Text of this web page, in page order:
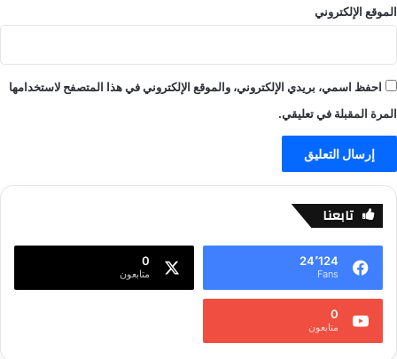
الموقع الإلكتروني
احفظ اسمي، بريدي الإلكتروني، والموقع الإلكتروني في هذا المتصفح لاستخدامها
المرة المقبلة في تعليقي.
تابعنا
24٬124
Fans
0
متابعون
0
متابعون